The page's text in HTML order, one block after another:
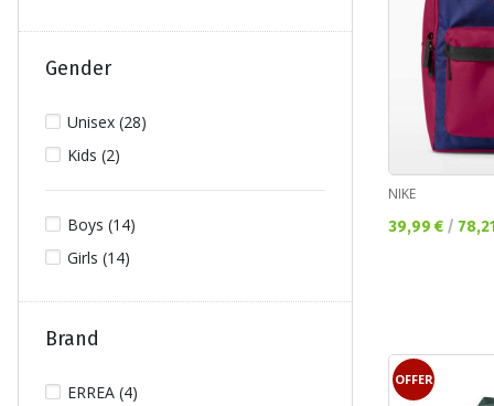
Gender
Unisex (28)
Kids (2)
Boys (14)
Girls (14)
Brand
ERREA (4)
NIKE
Текуща цена:
39,99 € /
OFFER